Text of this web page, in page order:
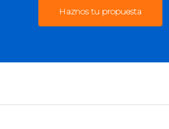
Haznos tu propuesta